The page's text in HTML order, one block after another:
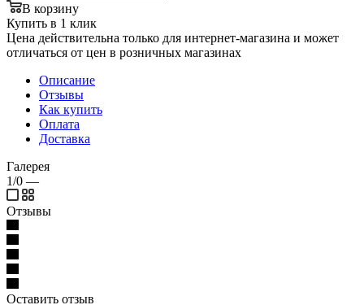
В корзину
Купить в 1 клик
Цена действительна только для интернет-магазина и может
отличаться от цен в розничных магазинах
Описание
Отзывы
Как купить
Оплата
Доставка
Галерея
1/0 —
Отзывы
Оставить отзыв